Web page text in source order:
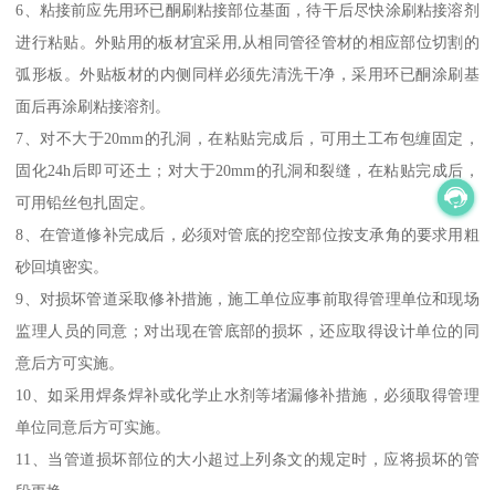
6、粘接前应先用环已酮刷粘接部位基面，待干后尽快涂刷粘接溶剂
进行粘贴。外贴用的板材宜采用,从相同管径管材的相应部位切割的
弧形板。外贴板材的内侧同样必须先清洗干净，采用环已酮涂刷基
面后再涂刷粘接溶剂。
7、对不大于20mm的孔洞，在粘贴完成后，可用土工布包缠固定，
固化24h后即可还土；对大于20mm的孔洞和裂缝，在粘贴完成后，
可用铅丝包扎固定。
8、在管道修补完成后，必须对管底的挖空部位按支承角的要求用粗
砂回填密实。
9、对损坏管道采取修补措施，施工单位应事前取得管理单位和现场
监理人员的同意；对出现在管底部的损坏，还应取得设计单位的同
意后方可实施。
10、如采用焊条焊补或化学止水剂等堵漏修补措施，必须取得管理
单位同意后方可实施。
11、当管道损坏部位的大小超过上列条文的规定时，应将损坏的管